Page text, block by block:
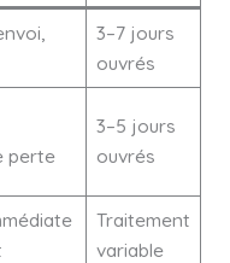
3–7 jours
ouvrés
perte
3–5 jours
ouvrés
Traitement
variable